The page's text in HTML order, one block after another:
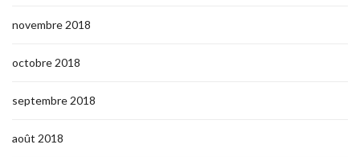
novembre 2018
octobre 2018
septembre 2018
août 2018